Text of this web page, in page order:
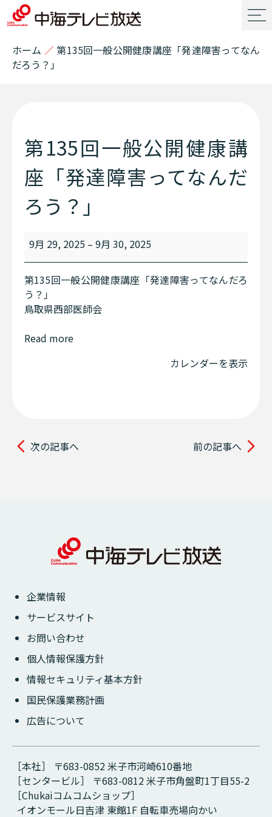
ホーム ／第135回一般公開健康講座「発達障害ってなん
だろう？」
第135回一般公開健康講
座「発達障害ってなんだ
ろう？」
9月 29, 2025 – 9月 30, 2025
第135回一般公開健康講座「発達障害ってなんだろ
う？」
鳥取県西部医師会
Read more
カレンダーを表示
次の記事へ 前の記事へ
企業情報
サービスサイト
お問い合わせ
個人情報保護方針
情報セキュリティ基本方針
国民保護業務計画
広告について
［本社］ 〒683-0852 米子市河崎610番地
［センタービル］ 〒683-0812 米子市角盤町1丁目55-2
［Chukaiコムコムショップ］
イオンモール日吉津 東館1F 自転車売場向かい